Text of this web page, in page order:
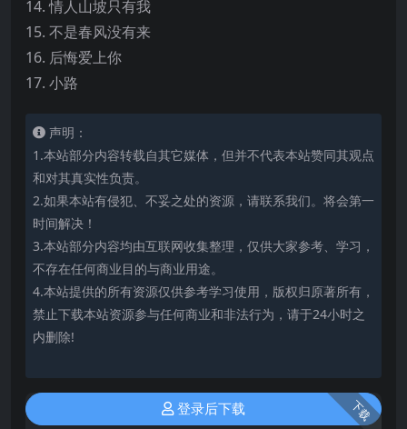
14. 情人山坡只有我
15. 不是春风没有来
16. 后悔爱上你
17. 小路
声明：
1.本站部分内容转载自其它媒体，但并不代表本站赞同其观点
和对其真实性负责。
2.如果本站有侵犯、不妥之处的资源，请联系我们。将会第一
时间解决！
3.本站部分内容均由互联网收集整理，仅供大家参考、学习，
不存在任何商业目的与商业用途。
4.本站提供的所有资源仅供参考学习使用，版权归原著所有，
禁止下载本站资源参与任何商业和非法行为，请于24小时之
内删除!
下载
登录后下载